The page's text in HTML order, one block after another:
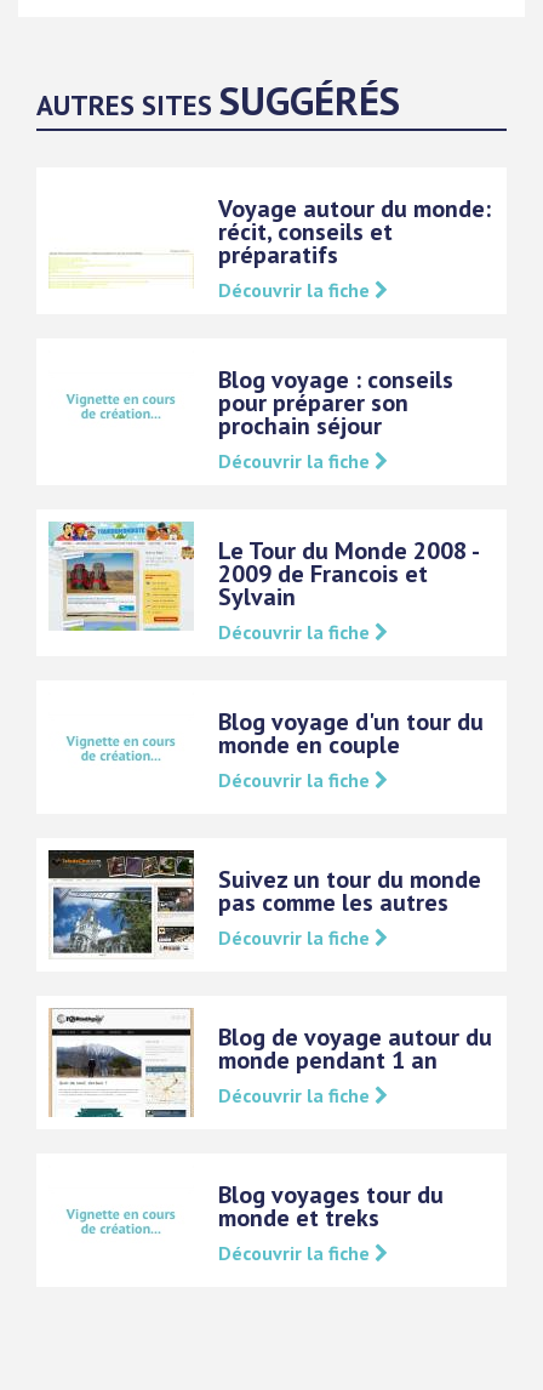
AUTRES SITES SUGGÉRÉS
Voyage autour du monde:
récit, conseils et
préparatifs
Découvrir la fiche
Blog voyage : conseils
pour préparer son
prochain séjour
Découvrir la fiche
Le Tour du Monde 2008 -
2009 de Francois et
Sylvain
Découvrir la fiche
Blog voyage d'un tour du
monde en couple
Découvrir la fiche
Suivez un tour du monde
pas comme les autres
Découvrir la fiche
Blog de voyage autour du
monde pendant 1 an
Découvrir la fiche
Blog voyages tour du
monde et treks
Découvrir la fiche